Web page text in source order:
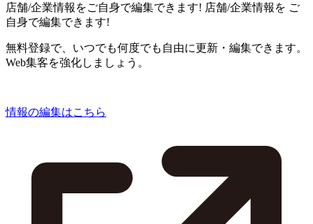
店舗/企業情報をご自身で編集できます! 店舗/企業情報を ご
自身で編集できます!
無料登録で、いつでも何度でも自由に更新・編集できます。
Web集客を強化しましょう。
情報の編集はこちら